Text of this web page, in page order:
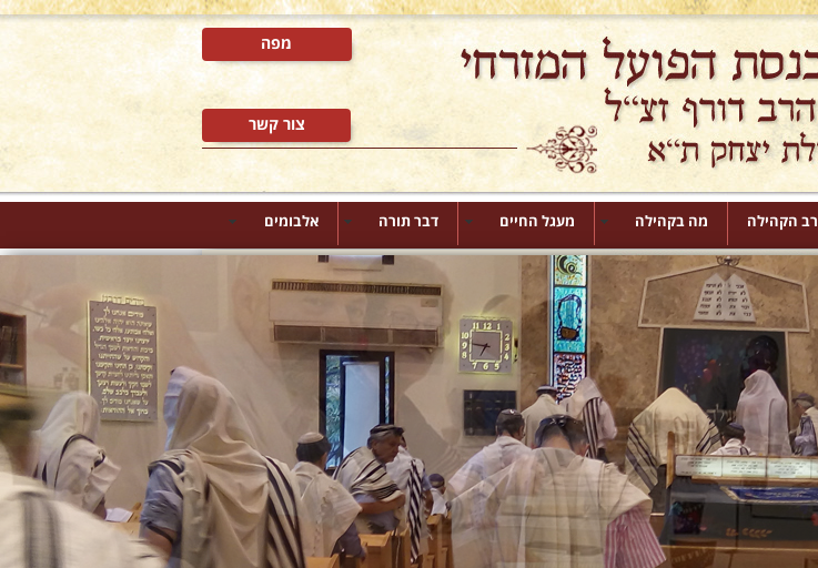
רב הקהילה מה בקהילה מעגל החיים דבר תורה אלבומים
מפה
צור קשר